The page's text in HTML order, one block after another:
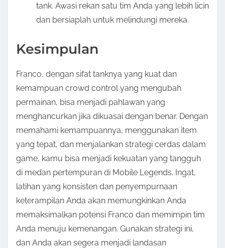
tank. Awasi rekan satu tim Anda yang lebih licin
dan bersiaplah untuk melindungi mereka.
Kesimpulan
Franco, dengan sifat tanknya yang kuat dan
kemampuan crowd control yang mengubah
permainan, bisa menjadi pahlawan yang
menghancurkan jika dikuasai dengan benar. Dengan
memahami kemampuannya, menggunakan item
yang tepat, dan menjalankan strategi cerdas dalam
game, kamu bisa menjadi kekuatan yang tangguh
di medan pertempuran di Mobile Legends. Ingat,
latihan yang konsisten dan penyempurnaan
keterampilan Anda akan memungkinkan Anda
memaksimalkan potensi Franco dan memimpin tim
Anda menuju kemenangan. Gunakan strategi ini,
dan Anda akan segera menjadi landasan